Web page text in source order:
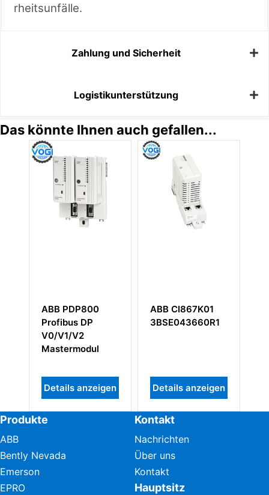
rheitsunfälle.
Zahlung und Sicherheit
Logistikunterstützung
Das könnte Ihnen auch gefallen...
ABB CI867K01
3BSE043660R1
Details anzeigen
ABB DSTD108
EXC57160001-
Details anzeigen
Produkte
ABB
Bently Nevada
Emerson
EPRO
Kontakt
Nachrichten
Über uns
Kontakt
Hauptsitz